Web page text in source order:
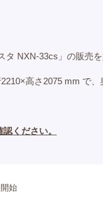
NXN-33cs」の販売を
高さ2075 mm で、
認ください。
始